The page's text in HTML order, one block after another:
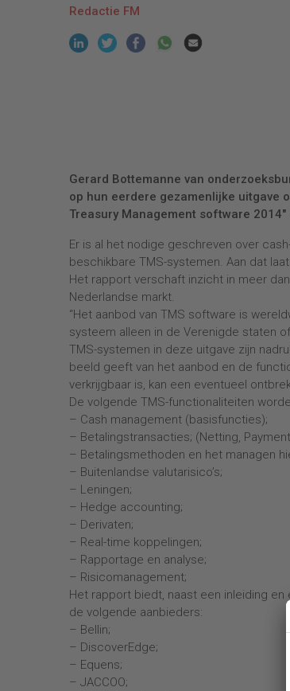
Redactie FM
Gerard Bottemanne van
op hun eerdere gezamenlijke uitgave
Treasury Management software
Er is al het nodige geschreven over
beschikbare TMS-systemen. Aan dat
Het rapport verschaft inzicht in meer
Nederlandse markt.
“Het aanbod van TMS software is
systeem alleen in de Verenigde staten
TMS-systemen in deze uitgave zijn
beeld geeft van het aanbod en de
verkrijgbaar is, kan een eventueel
De volgende TMS-functionaliteiten
– Cash management (basisfuncties);
– Betalingstransacties; (Netting,
– Betalingsmethoden en het managen
– Buitenlandse valutarisico’s;
– Leningen;
– Hedge accounting;
– Derivaten;
– Real-time koppelingen;
– Rapportage en analyse;
– Risicomanagement;
Het rapport biedt, naast een inleiding
de volgende aanbieders:
– Bellin;
– DiscoverEdge;
– Equens;
– JACCOO;